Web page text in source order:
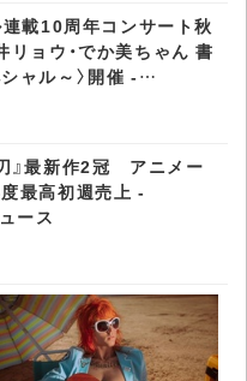
連載10周年コンサート秋
リョウ・でか美ちゃん 書
ャル～〉開催 -
ス
』最新作2冠 アニメー
最高初週売上 -
ース